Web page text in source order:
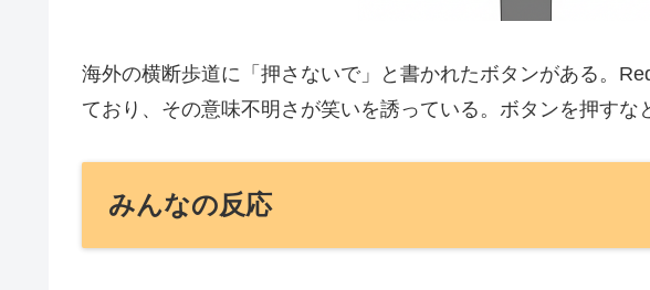
海外の横断歩道に「押さないで」と書かれたボタンがある。
ており、その意味不明さが笑いを誘っている。ボタンを押すな
みんなの反応